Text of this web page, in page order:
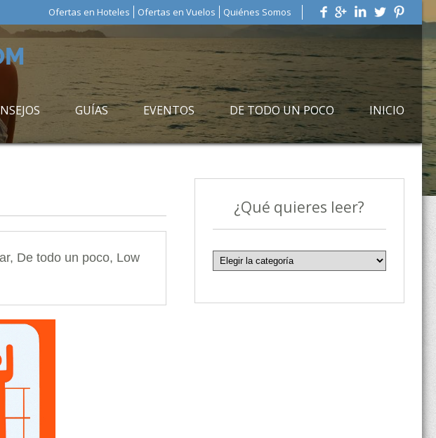
Ofertas en Hoteles Ofertas en Vuelos Quiénes Somos
GUÍAS EVENTOS DE TODO UN POCO INICIO
, De todo un poco, Low
¿Qué quieres leer?